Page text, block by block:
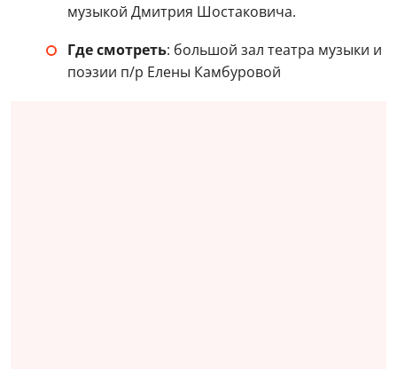
музыкой Дмитрия Шостаковича.
Где смотреть: большой зал театра музыки и
поэзии п/р Елены Камбуровой